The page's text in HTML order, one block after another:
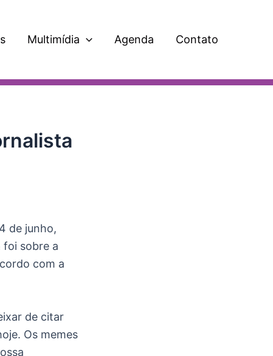
Multimídia Agenda Contato
de junho,
foi sobre a
com a
de citar
Os memes